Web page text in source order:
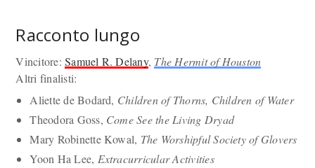
Racconto lungo
Vincitore:Samuel R. Delany, The Hermit of Houston
Altri finalisti:
Aliette de Bodard, Children of Thorns, Children of Water
Theodora Goss, Come See the Living Dryad
Mary Robinette Kowal, The Worshipful Society of Glovers
Yoon Ha Lee, Extracurricular Activities